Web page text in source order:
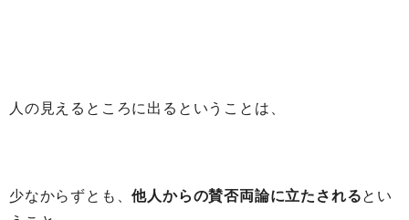
人の見えるところに出るということは、
少なからずとも、他人からの賛否両論に立たされるとい